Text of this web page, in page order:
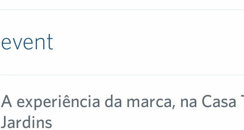
event
A experiência da marca, na Casa
Jardins